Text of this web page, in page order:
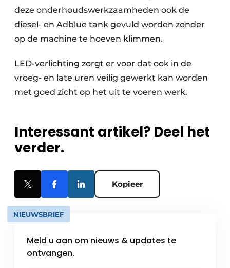
deze onderhoudswerkzaamheden ook de
diesel- en Adblue tank gevuld worden zonder
op de machine te hoeven klimmen.
LED-verlichting zorgt er voor dat ook in de
vroeg- en late uren veilig gewerkt kan worden
met goed zicht op het uit te voeren werk.
Interessant artikel? Deel het
verder.
Kopieer
NIEUWSBRIEF
Meld u aan om nieuws & updates te
ontvangen.